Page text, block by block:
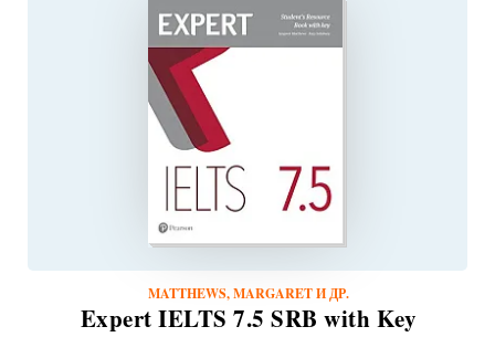
MATTHEWS, MARGARET И ДР.
Expert IELTS 7.5 SRB with Key